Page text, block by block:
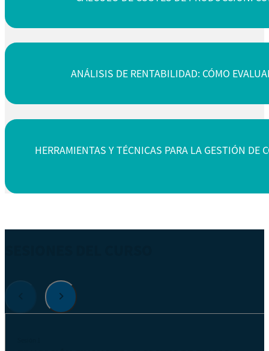
ANÁLISIS DE RENTABILIDAD: CÓMO
HERRAMIENTAS Y TÉCNICAS PARA LA GESTIÓN